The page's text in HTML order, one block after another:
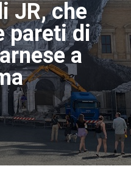
JR, che
pareti di
a